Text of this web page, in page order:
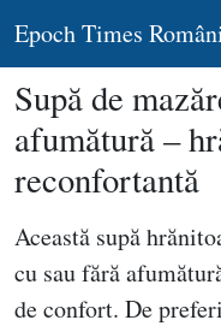
Epoch Times
Supă de
afumătură –
reconfortantă
Această supă
cu sau fără
de confort. De